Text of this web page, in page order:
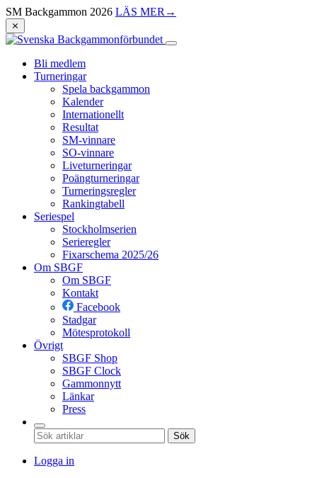
SM Backgammon 2026 LÄS MER →
⨯
Bli medlem
Turneringar
Spela backgammon
Kalender
Internationellt
Resultat
SM-vinnare
SO-vinnare
Liveturneringar
Poängturneringar
Turneringsregler
Rankingtabell
Seriespel
Stockholmserien
Serieregler
Fixarschema 2025/26
Om SBGF
Om SBGF
Kontakt
Facebook
Stadgar
Mötesprotokoll
Övrigt
SBGF Shop
SBGF Clock
Gammonnytt
Länkar
Press
Sök
Logga in